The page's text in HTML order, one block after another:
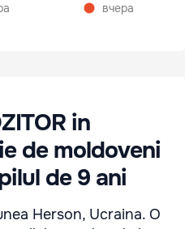
вчера
in
de moldoveni
de 9 ani
Herson, Ucraina. O